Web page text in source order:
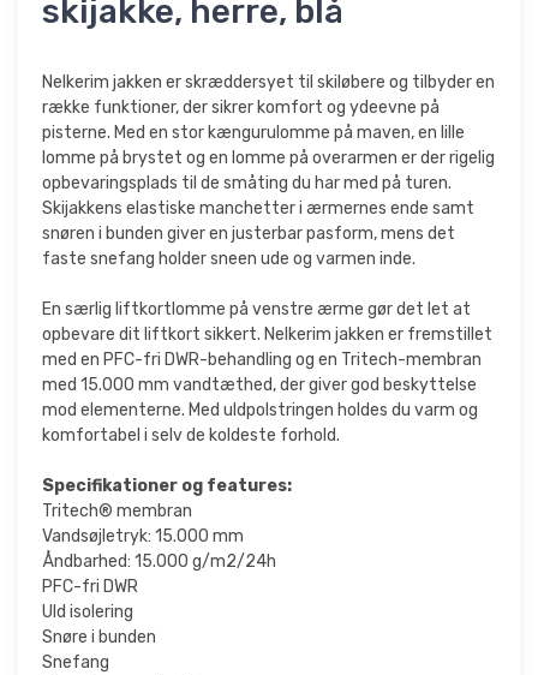
skijakke, herre, blå
Nelkerim jakken er skræddersyet til skiløbere og tilbyder en
række funktioner, der sikrer komfort og ydeevne på
pisterne. Med en stor kængurulomme på maven, en lille
lomme på brystet og en lomme på overarmen er der rigelig
opbevaringsplads til de småting du har med på turen.
Skijakkens elastiske manchetter i ærmernes ende samt
snøren i bunden giver en justerbar pasform, mens det
faste snefang holder sneen ude og varmen inde.
En særlig liftkortlomme på venstre ærme gør det let at
opbevare dit liftkort sikkert. Nelkerim jakken er fremstillet
med en PFC-fri DWR-behandling og en Tritech-membran
med 15.000 mm vandtæthed, der giver god beskyttelse
mod elementerne. Med uldpolstringen holdes du varm og
komfortabel i selv de koldeste forhold.
Specifikationer og features:
Tritech® membran
Vandsøjletryk: 15.000 mm
Åndbarhed: 15.000 g/m2/24h
PFC-fri DWR
Uld isolering
Snøre i bunden
Snefang